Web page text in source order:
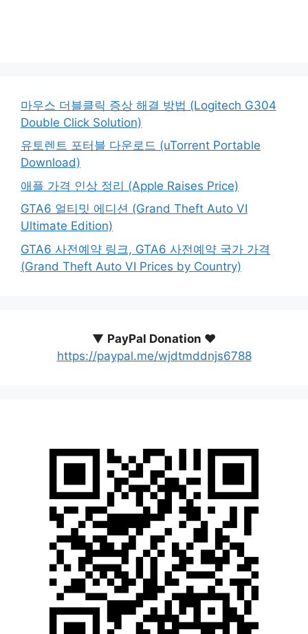
마우스 더블클릭 증상 해결 방법 (Logitech G304
Double Click Solution)
유토렌트 포터블 다운로드 (uTorrent Portable
Download)
애플 가격 인상 정리 (Apple Raises Price)
GTA6 얼티밋 에디션 (Grand Theft Auto VI
Ultimate Edition)
GTA6 사전예약 링크, GTA6 사전예약 국가 가격
(Grand Theft Auto VI Prices by Country)
▼ PayPal Donation ♥️
https://paypal.me/wjdtmddnjs6788